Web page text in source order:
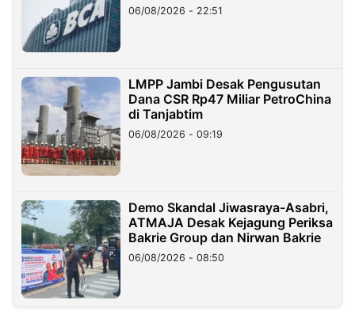
06/08/2026 - 22:51
LMPP Jambi Desak Pengusutan
Dana CSR Rp47 Miliar PetroChina
di Tanjabtim
06/08/2026 - 09:19
Demo Skandal Jiwasraya-Asabri,
ATMAJA Desak Kejagung Periksa
Bakrie Group dan Nirwan Bakrie
06/08/2026 - 08:50